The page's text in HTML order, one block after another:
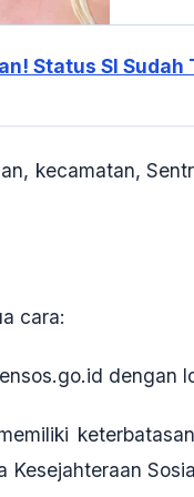
Status SI
kecamatan,
cara:
dengan